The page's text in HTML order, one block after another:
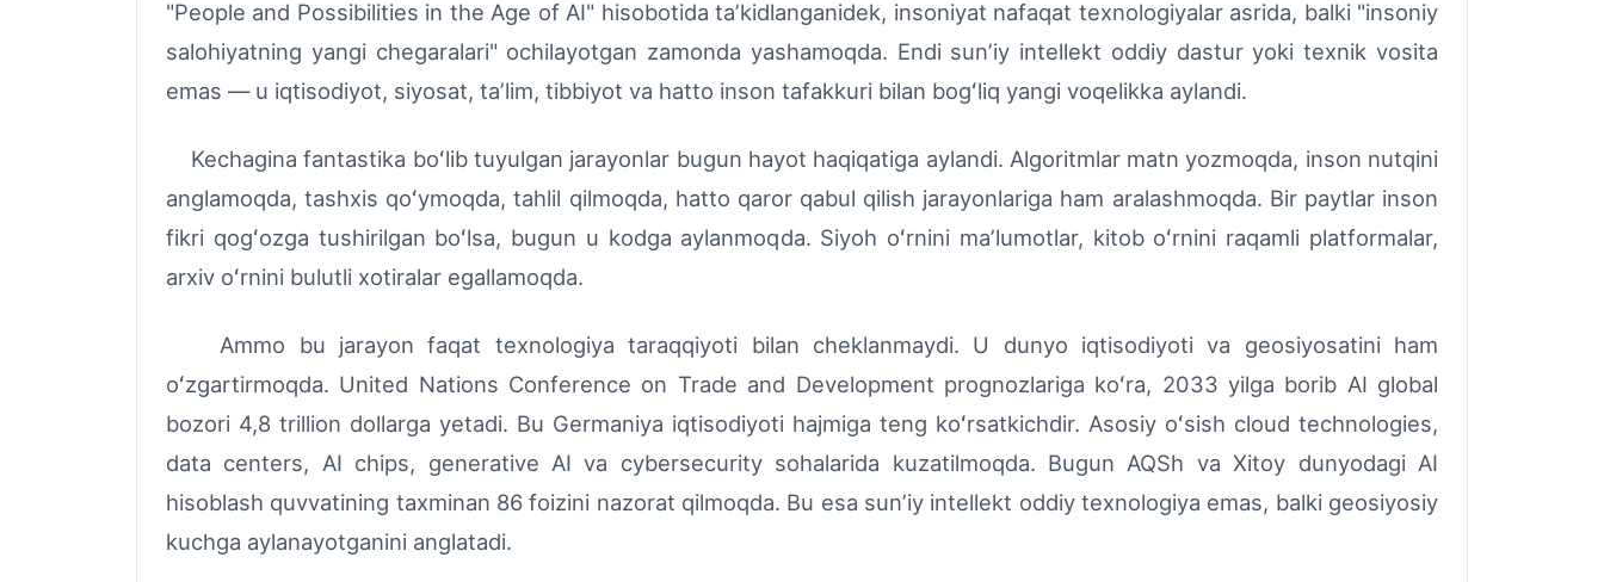
"People and Possibilities in the Age of AI" hisobotida taʼkidlanganidek, insoniyat nafaqat texnologiyalar asrida, balki "insoniy
salohiyatning yangi chegaralari" ochilayotgan zamonda yashamoqda. Endi sunʼiy intellekt oddiy dastur yoki texnik vosita
emas — u iqtisodiyot, siyosat, taʼlim, tibbiyot va hatto inson tafakkuri bilan bogʻliq yangi voqelikka aylandi.
Kechagina fantastika boʻlib tuyulgan jarayonlar bugun hayot haqiqatiga aylandi. Algoritmlar matn yozmoqda, inson nutqini
anglamoqda, tashxis qoʻymoqda, tahlil qilmoqda, hatto qaror qabul qilish jarayonlariga ham aralashmoqda. Bir paytlar inson
fikri qogʻozga tushirilgan boʻlsa, bugun u kodga aylanmoqda. Siyoh oʻrnini maʼlumotlar, kitob oʻrnini raqamli platformalar,
arxiv oʻrnini bulutli xotiralar egallamoqda.
Ammo bu jarayon faqat texnologiya taraqqiyoti bilan cheklanmaydi. U dunyo iqtisodiyoti va geosiyosatini ham
oʻzgartirmoqda. United Nations Conference on Trade and Development prognozlariga koʻra, 2033 yilga borib AI global
bozori 4,8 trillion dollarga yetadi. Bu Germaniya iqtisodiyoti hajmiga teng koʻrsatkichdir. Asosiy oʻsish cloud technologies,
data centers, AI chips, generative AI va cybersecurity sohalarida kuzatilmoqda. Bugun AQSh va Xitoy dunyodagi AI
hisoblash quvvatining taxminan 86 foizini nazorat qilmoqda. Bu esa sunʼiy intellekt oddiy texnologiya emas, balki geosiyosiy
kuchga aylanayotganini anglatadi.